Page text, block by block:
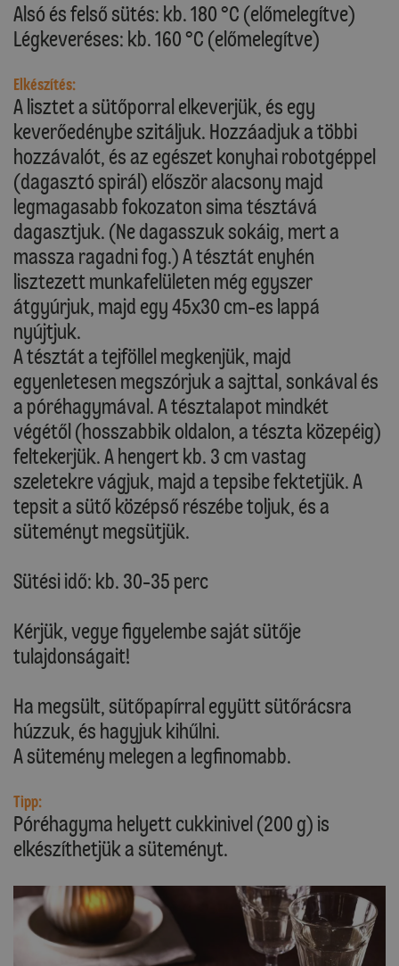
Alsó és felső sütés: kb. 180 °C (előmelegítve)
Légkeveréses: kb. 160 °C (előmelegítve)
Elkészítés:
A lisztet a sütőporral elkeverjük, és egy
keverőedénybe szitáljuk. Hozzáadjuk a többi
hozzávalót, és az egészet konyhai robotgéppel
(dagasztó spirál) először alacsony majd
legmagasabb fokozaton sima tésztává
dagasztjuk. (Ne dagasszuk sokáig, mert a
massza ragadni fog.) A tésztát enyhén
lisztezett munkafelületen még egyszer
átgyúrjuk, majd egy 45x30 cm-es lappá
nyújtjuk.
A tésztát a tejföllel megkenjük, majd
egyenletesen megszórjuk a sajttal, sonkával és
a póréhagymával. A tésztalapot mindkét
végétől (hosszabbik oldalon, a tészta közepéig)
feltekerjük. A hengert kb. 3 cm vastag
szeletekre vágjuk, majd a tepsibe fektetjük. A
tepsit a sütő középső részébe toljuk, és a
süteményt megsütjük.
Sütési idő: kb. 30-35 perc
Kérjük, vegye figyelembe saját sütője
tulajdonságait!
Ha megsült, sütőpapírral együtt sütőrácsra
húzzuk, és hagyjuk kihűlni.
A sütemény melegen a legfinomabb.
Tipp:
Póréhagyma helyett cukkinivel (200 g) is
elkészíthetjük a süteményt.